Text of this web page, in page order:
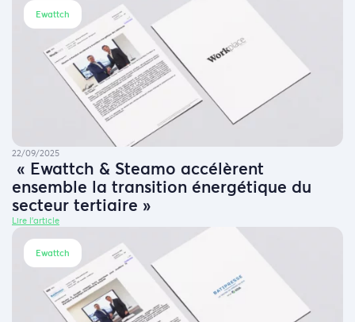
Ewattch
22/09/2025
« Ewattch & Steamo accélèrent
ensemble la transition énergétique du
secteur tertiaire »
Lire l'article
Ewattch